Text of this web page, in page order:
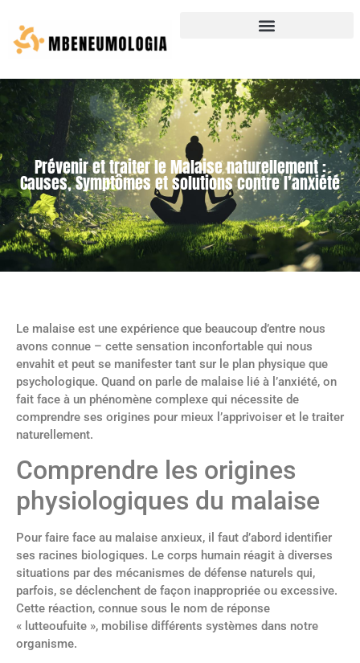
Prévenir et traiter le Malaise naturellement :
Causes, Symptômes et solutions contre l’anxiété
Le malaise est une expérience que beaucoup d’entre nous
avons connue – cette sensation inconfortable qui nous
envahit et peut se manifester tant sur le plan physique que
psychologique. Quand on parle de malaise lié à l’anxiété, on
fait face à un phénomène complexe qui nécessite de
comprendre ses origines pour mieux l’apprivoiser et le traiter
naturellement.
Comprendre les origines
physiologiques du malaise
Pour faire face au malaise anxieux, il faut d’abord identifier
ses racines biologiques. Le corps humain réagit à diverses
situations par des mécanismes de défense naturels qui,
parfois, se déclenchent de façon inappropriée ou excessive.
Cette réaction, connue sous le nom de réponse
« lutteoufuite », mobilise différents systèmes dans notre
organisme.